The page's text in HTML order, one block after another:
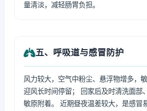
量清淡，减轻肠胃负担。
五、呼吸道与感冒防护
风力较大，空气中粉尘、悬浮物增多，
迎风长时间停留； 回家后及时清洗面部
敏原附着。 近期昼夜温差较大，是感冒